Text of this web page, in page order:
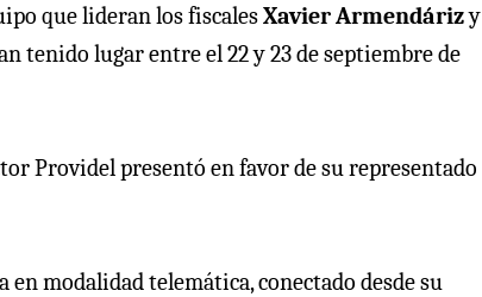
que lideran los fiscalesXavier Armendárizy
tenido lugar entre el 22 y 23 de septiembre de
Providel presentó en favor de su representado
modalidad telemática, conectado desde su